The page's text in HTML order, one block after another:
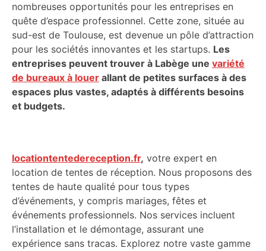
nombreuses opportunités pour les entreprises en
quête d’espace professionnel. Cette zone, située au
sud-est de Toulouse, est devenue un pôle d’attraction
pour les sociétés innovantes et les startups. Les
entreprises peuvent trouver à Labège une variété
de bureaux à louer allant de petites surfaces à des
espaces plus vastes, adaptés à différents besoins
et budgets.
locationtentedereception.fr, votre expert en
location de tentes de réception. Nous proposons des
tentes de haute qualité pour tous types
d’événements, y compris mariages, fêtes et
événements professionnels. Nos services incluent
l’installation et le démontage, assurant une
expérience sans tracas. Explorez notre vaste gamme